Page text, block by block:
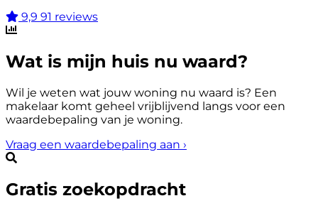
9,9 91 reviews
Wat is mijn huis nu waard?
Wil je weten wat jouw woning nu waard is? Een
makelaar komt geheel vrijblijvend langs voor een
waardebepaling van je woning.
Vraag een waardebepaling aan ›
Gratis zoekopdracht